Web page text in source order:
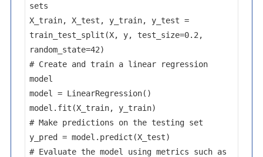
sets
X_train, X_test, y_train, y_test =
train_test_split(X, y, test_size=0.2,
random_state=42)
# Create and train a linear regression
model
model = LinearRegression()
model.fit(X_train, y_train)
# Make predictions on the testing set
y_pred = model.predict(X_test)
# Evaluate the model using metrics such as